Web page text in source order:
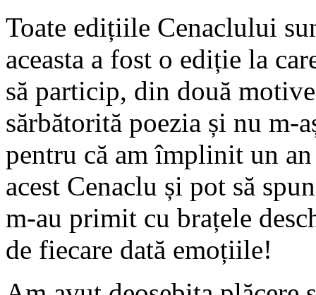
Toate edițiile Cenaclului
aceasta a fost o ediție la
să particip, din două
sărbătorită poezia și nu m-
pentru că am împlinit un
acest Cenaclu și pot să
m-au primit cu brațele
de fiecare dată emoțiile!